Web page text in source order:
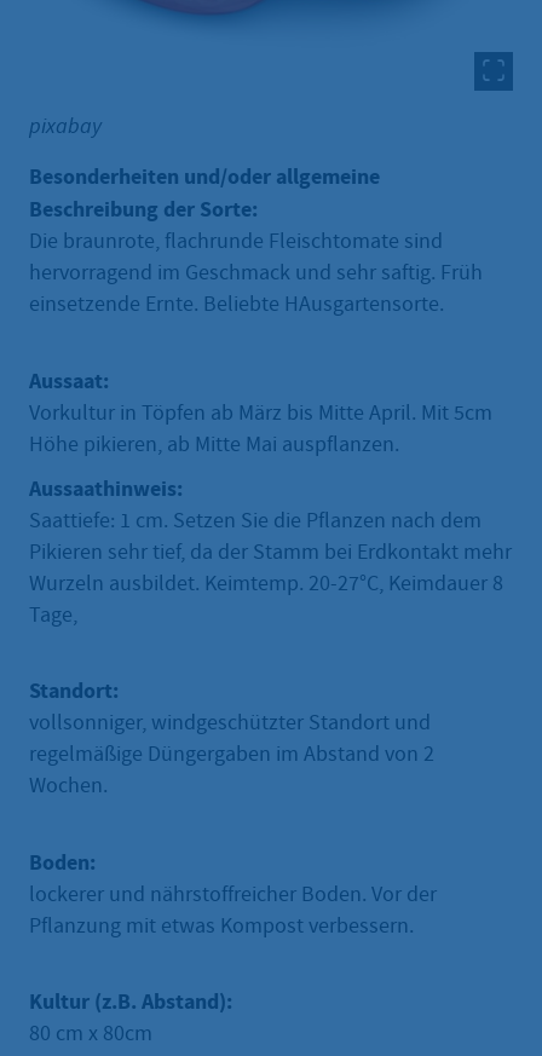
pixabay
Besonderheiten und/oder allgemeine
Beschreibung der Sorte:
Die braunrote, flachrunde Fleischtomate sind
hervorragend im Geschmack und sehr saftig. Früh
einsetzende Ernte. Beliebte HAusgartensorte.
Aussaat:
Vorkultur in Töpfen ab März bis Mitte April. Mit 5cm
Höhe pikieren, ab Mitte Mai auspflanzen.
Aussaathinweis:
Saattiefe: 1 cm. Setzen Sie die Pflanzen nach dem
Pikieren sehr tief, da der Stamm bei Erdkontakt mehr
Wurzeln ausbildet. Keimtemp. 20-27°C, Keimdauer 8
Tage,
Standort:
vollsonniger, windgeschützter Standort und
regelmäßige Düngergaben im Abstand von 2
Wochen.
Boden:
lockerer und nährstoffreicher Boden. Vor der
Pflanzung mit etwas Kompost verbessern.
Kultur (z.B. Abstand):
80 cm x 80cm